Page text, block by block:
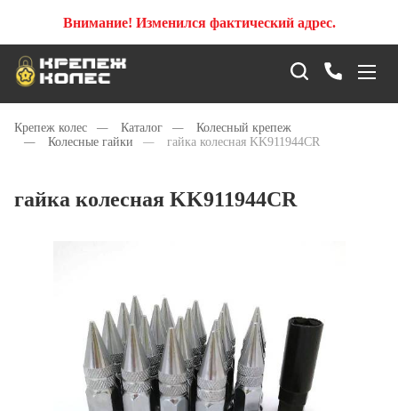
Внимание! Изменился фактический адрес.
Крепеж колес — Каталог —
Колесный крепеж
—
Колесные гайки — гайка колесная KK911944CR
гайка колесная KK911944CR